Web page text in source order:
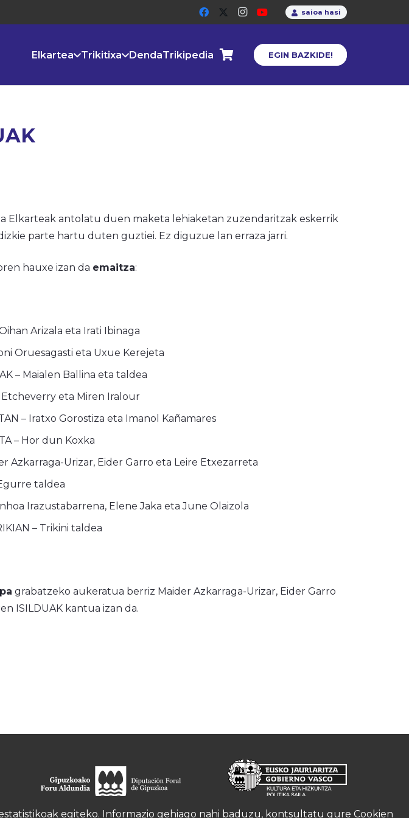
saioa hasi
Elkartea Trikitixa DendaTrikipedia EGIN BAZKIDE!
Elkarteak antolatu duen maketa lehiaketan zuzendaritzak eskerrik
parte hartu duten guztiei. Ez diguzue lan erraza jarri.
hauxe izan da emaitza:
Arizala eta Irati Ibinaga
Oruesagasti eta Uxue Kerejeta
– Maialen Ballina eta taldea
Etcheverry eta Miren Iralour
– Iratxo Gorostiza eta Imanol Kañamares
– Hor dun Koxka
Azkarraga-Urizar, Eider Garro eta Leire Etxezarreta
taldea
Irazustabarrena, Elene Jaka eta June Olaizola
– Trikini taldea
grabatzeko aukeratua berriz Maider Azkarraga-Urizar, Eider Garro
ISILDUAK kantua izan da.
egiteko. Informazio gehiago nahi baduzu, kontsultatu gure Cookien